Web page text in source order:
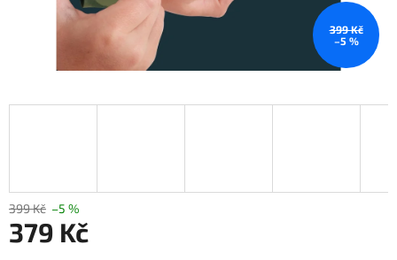
399 Kč
–5 %
399 Kč –5 %
379 Kč